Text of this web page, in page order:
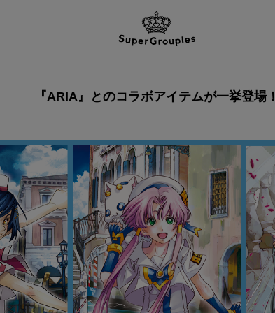
『ARIA』とのコラボアイテムが一挙登場！